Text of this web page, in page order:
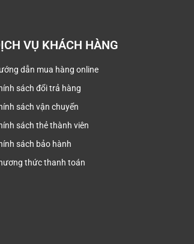
VỤ KHÁCH HÀNG
dẫn mua hàng online
sách đổi trả hàng
sách vận chuyển
sách thẻ thành viên
sách bảo hành
thức thanh toán